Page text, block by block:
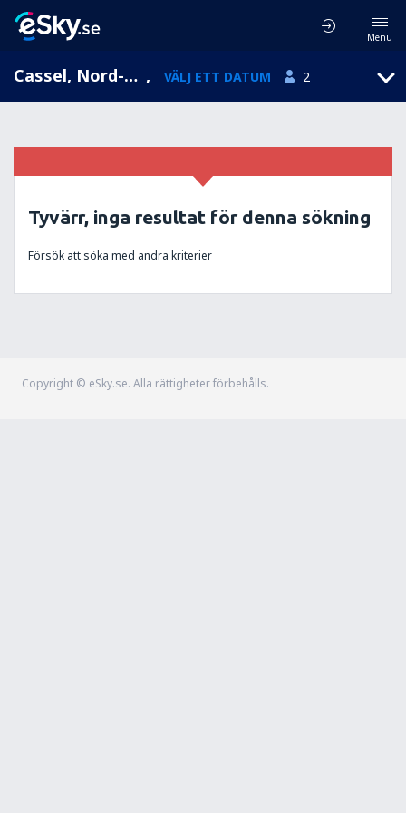
Menu
Cassel, Nord-Pas-de-Calais, Frankrike , VÄLJ ETT DATUM 2
Tyvärr, inga resultat för denna sökning
Försök att söka med andra kriterier
Copyright © eSky.se. Alla rättigheter förbehålls.